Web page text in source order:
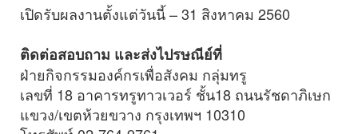
เปิดรับผลงานตั้งแต่วันนี้ – 31 สิงหาคม 2560
ติดต่อสอบถาม และส่งไปรษณีย์ที่
ฝ่ายกิจกรรมองค์กรเพื่อสังคม กลุ่มทรู
เลขที่ 18 อาคารทรูทาวเวอร์ ชั้น18 ถนนรัชดาภิเษก
แขวง/เขตห้วยขวาง กรุงเทพฯ 10310